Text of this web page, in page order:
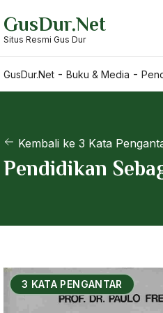
GusDur.Net
Situs Resmi Gus Dur
GusDur.Net - Buku & Media -
Kembali ke 3 Kata
Pendidikan
3 KATA PENGANTAR